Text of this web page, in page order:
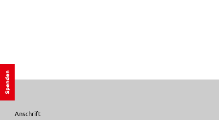
Anschrift
Spenden